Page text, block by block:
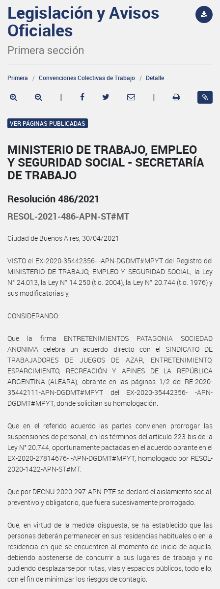
Legislación y Avisos
Oficiales
Primera sección
Primera Convenciones Colectivas de Trabajo Detalle
| |
VER PÁGINAS PUBLICADAS
MINISTERIO DE TRABAJO, EMPLEO
Y SEGURIDAD SOCIAL - SECRETARÍA
DE TRABAJO
Resolución 486/2021
RESOL-2021-486-APN-ST#MT
Ciudad de Buenos Aires, 30/04/2021
VISTO el EX-2020-35442356- -APN-DGDMT#MPYT del Registro del
MINISTERIO DE TRABAJO, EMPLEO Y SEGURIDAD SOCIAL, la Ley
N° 24.013, la Ley N° 14.250 (t.o. 2004), la Ley N° 20.744 (t.o. 1976) y
sus modificatorias y,
CONSIDERANDO:
Que la firma ENTRETENIMIENTOS PATAGONIA SOCIEDAD
ANONIMA celebra un acuerdo directo con el SINDICATO DE
TRABAJADORES DE JUEGOS DE AZAR, ENTRETENIMIENTO,
ESPARCIMIENTO, RECREACIÓN Y AFINES DE LA REPÚBLICA
ARGENTINA (ALEARA), obrante en las páginas 1/2 del RE-2020-
35442111-APN-DGDMT#MPYT del EX-2020-35442356- -APN-
DGDMT#MPYT, donde solicitan su homologación.
Que en el referido acuerdo las partes convienen prorrogar las
suspensiones de personal, en los términos del artículo 223 bis de la
Ley N° 20.744, oportunamente pactadas en el acuerdo obrante en el
EX-2020-27814676- -APN-DGDMT#MPYT, homologado por RESOL-
2020-1422-APN-ST#MT.
Que por DECNU-2020-297-APN-PTE se declaró el aislamiento social,
preventivo y obligatorio, que fuera sucesivamente prorrogado.
Que, en virtud de la medida dispuesta, se ha establecido que las
personas deberán permanecer en sus residencias habituales o en la
residencia en que se encuentren al momento de inicio de aquella,
debiendo abstenerse de concurrir a sus lugares de trabajo y no
pudiendo desplazarse por rutas, vías y espacios públicos, todo ello,
con el fin de minimizar los riesgos de contagio.